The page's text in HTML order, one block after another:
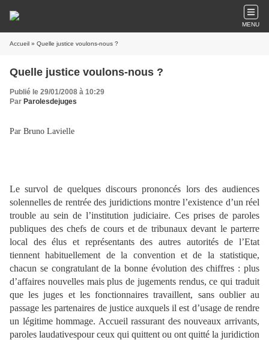
MENU
Accueil » Quelle justice voulons-nous ?
Quelle justice voulons-nous ?
Publié le 29/01/2008 à 10:29
Par Parolesdejuges
Par Bruno Lavielle
Le survol de quelques discours prononcés lors des audiences
solennelles de rentrée des juridictions montre l’existence d’un réel
trouble au sein de l’institution judiciaire. Ces prises de paroles
publiques des chefs de cours et de tribunaux devant le parterre
local des élus et représentants des autres autorités de l’Etat
tiennent habituellement de la convention et de la statistique,
chacun se congratulant de la bonne évolution des chiffres : plus
d’affaires nouvelles mais plus de jugements rendus, ce qui traduit
que les juges et les fonctionnaires travaillent, sans oublier au
passage les partenaires de justice auxquels il est d’usage de rendre
un légitime hommage. Accueil rassurant des nouveaux arrivants,
paroles laudativespour ceux qui quittent ou ont quitté la juridiction